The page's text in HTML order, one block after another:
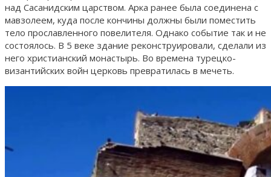
над Сасанидским царством. Арка ранее была соединена с
мавзолеем, куда после кончины должны были поместить
тело прославленного повелителя. Однако событие так и не
состоялось. В 5 веке здание реконструировали, сделали из
него христианский монастырь. Во времена турецко-
византийских войн церковь превратилась в мечеть.